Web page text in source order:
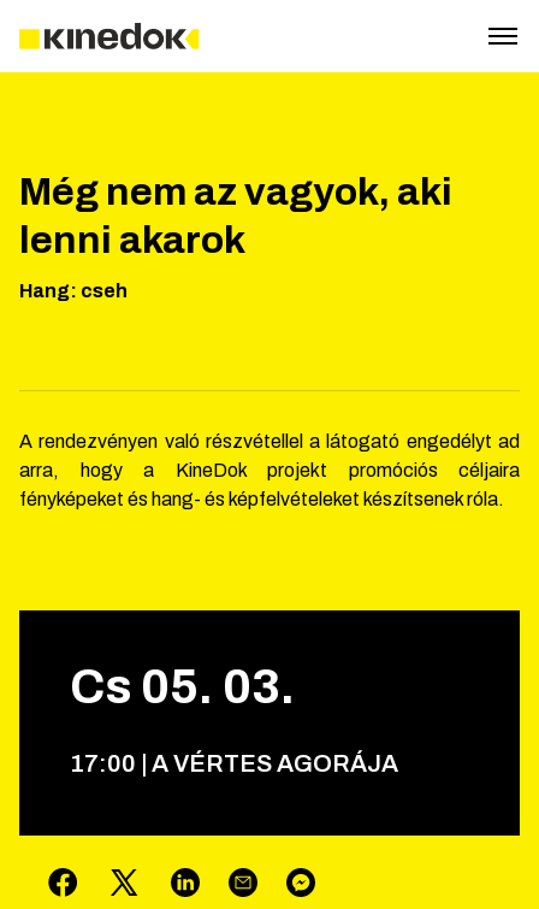
Még nem az vagyok, aki
lenni akarok
Hang: cseh
A rendezvényen való részvétellel a látogató engedélyt ad
arra, hogy a KineDok projekt promóciós céljaira
fényképeket és hang- és képfelvételeket készítsenek róla.
Cs 05. 03.
17:00 A VÉRTES AGORÁJA